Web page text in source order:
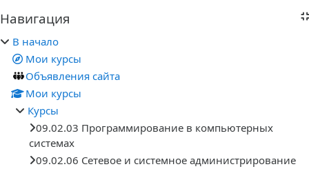
Блоки
Пропустить Навигация
Навигация
В начало
Мои курсы
Объявления сайта
Мои курсы
Курсы
09.02.03 Программирование в компьютерных
системах
09.02.06 Сетевое и системное администрирование